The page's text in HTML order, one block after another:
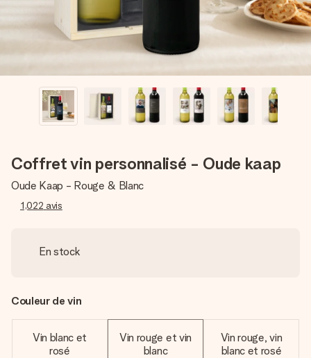
Coffret vin personnalisé - Oude kaap
Oude Kaap - Rouge & Blanc
1,022 avis
En stock
Couleur de vin
Vin blanc et
rosé
Vin rouge et vin
blanc
Vin rouge, vin
blanc et rosé